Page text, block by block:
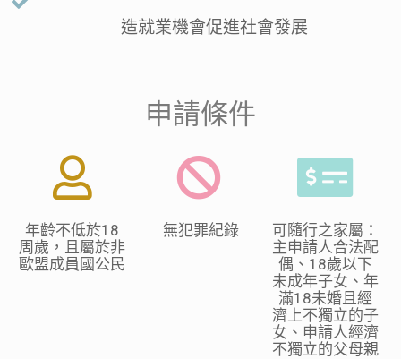
造就業機會促進社會發展
申請條件
年齡不低於18
周歲，且屬於非
歐盟成員國公民
無犯罪紀錄
可隨行之家屬：
主申請人合法配
偶、18歲以下
未成年子女、年
滿18未婚且經
濟上不獨立的子
女、申請人經濟
不獨立的父母親